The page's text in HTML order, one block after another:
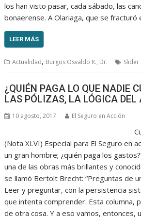
los han visto pasar, cada sábado, las
bonaerense. A Olariaga, que se fracturó
LEER MÁS
Actualidad, Burgos Osvaldo R., Dr. Slider
¿QUIÉN PAGA LO QUE NADIE
LAS PÓLIZAS, LA LÓGICA DEL
10 agosto, 2017 El Seguro en Acción
(Nota XLVI) Especial para El Seguro en
un gran hombre; ¿quién paga los
una de las obras más brillantes y
se llamó Bertolt Brecht: “Preguntas de
Leer y preguntar, con la persistencia
que intenta comprender. Esta columna,
de otra cosa. Y a eso vamos, entonces,